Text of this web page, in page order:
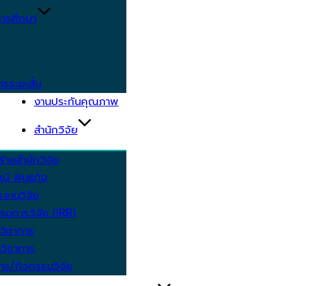
รศึกษา
ระยะสั้น
งานประกันคุณภาพ
สำนักวิจัย
างสำนักวิจัย
น์ พันธกิจ
งานวิจัย
มการวิจัย (IRB)
ชาการ
ชาการ
ร/กิจกรรมวิจัย